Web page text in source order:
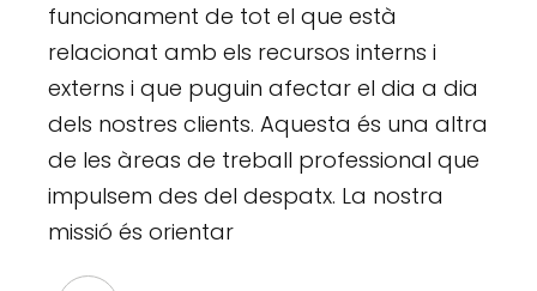
funcionament de tot el que està
relacionat amb els recursos interns i
externs i que puguin afectar el dia a dia
dels nostres clients. Aquesta és una altra
de les àreas de treball professional que
impulsem des del despatx. La nostra
missió és orientar